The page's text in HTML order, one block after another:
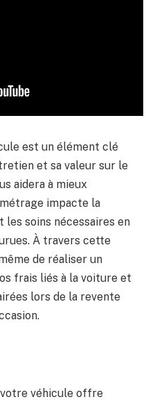
est un élément clé
et sa valeur sur le
aidera à mieux
impacte la
soins nécessaires en
À travers cette
de réaliser un
frais liés à la voiture et
lors de la revente
véhicule offre